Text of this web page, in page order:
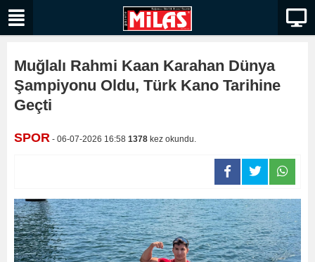
Muğlalı Rahmi Kaan Karahan Dünya
Şampiyonu Oldu, Türk Kano Tarihine
Geçti
SPOR - 06-07-2026 16:58 1378 kez okundu.